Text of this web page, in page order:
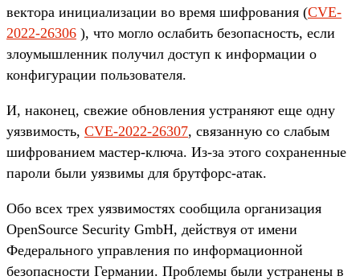
вектора инициализации во время шифрования (CVE-
2022-26306 ), что могло ослабить безопасность, если
злоумышленник получил доступ к информации о
конфигурации пользователя.
И, наконец, свежие обновления устраняют еще одну
уязвимость, CVE-2022-26307, связанную со слабым
шифрованием мастер-ключа. Из-за этого сохраненные
пароли были уязвимы для брутфорс-атак.
Обо всех трех уязвимостях сообщила организация
OpenSource Security GmbH, действуя от имени
Федерального управления по информационной
безопасности Германии. Проблемы были устранены в